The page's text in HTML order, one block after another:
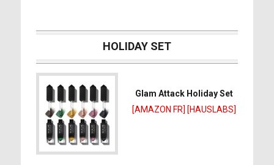
HOLIDAY SET
Glam Attack Holiday Set
[AMAZON FR] [HAUSLABS]